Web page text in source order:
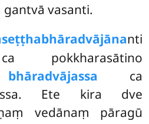
vasanti.
nti
bhāradvājassa ca
Ete kira dve
vedānaṃ pāragū